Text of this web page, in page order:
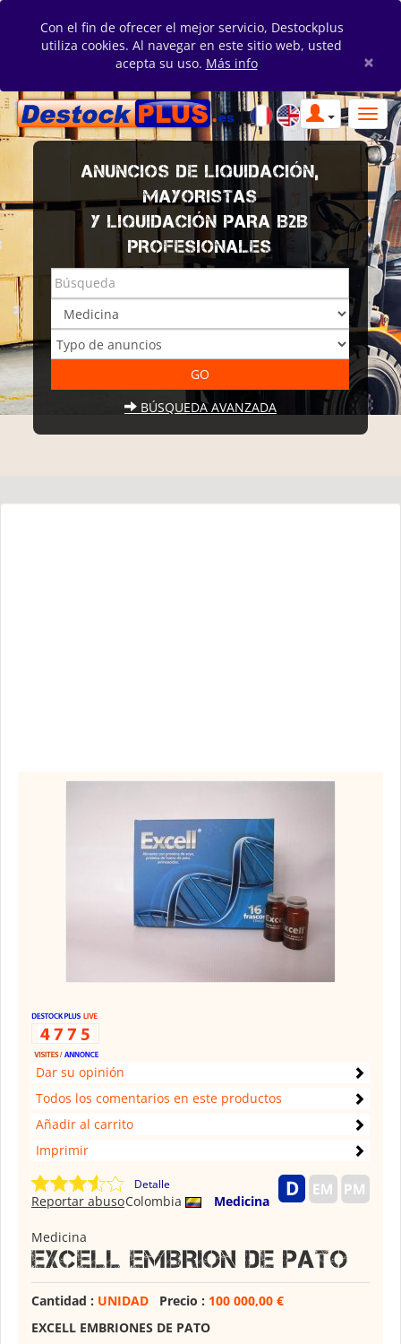
Con el fin de ofrecer el mejor servicio, Destockplus
utiliza cookies. Al navegar en este sitio web, usted
acepta su uso. Más info ×
ANUNCIOS DE LIQUIDACIÓN,
MAYORISTAS
Y LIQUIDACIÓN PARA B2B
PROFESIONALES
BÚSQUEDA AVANZADA
Dar su opinión
Todos los comentarios en este productos
Añadir al carrito
Imprimir
Detalle
Colombia Medicina
Reportar abuso
Medicina
EXCELL EMBRION DE PATO
Cantidad : UNIDAD Precio : 100 000,00 €
EXCELL EMBRIONES DE PATO